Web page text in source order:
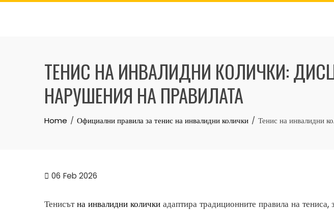
Skip
ТЕНИС НА ИНВАЛИДНИ КОЛИЧКИ:
НАРУШЕНИЯ НА ПРАВИЛАТА
Home Официални правила за тенис на инвалидни колички Тенис на инвалидни
06 Feb 2026
Тенисътна инвалидни колички адаптира традиционните правила на тениса,